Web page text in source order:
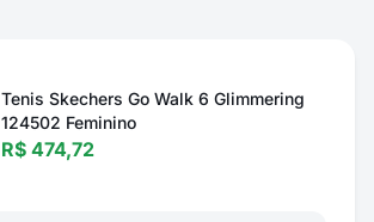
Tenis Skechers Go Walk 6 Glimmering
124502 Feminino
R$ 474,72